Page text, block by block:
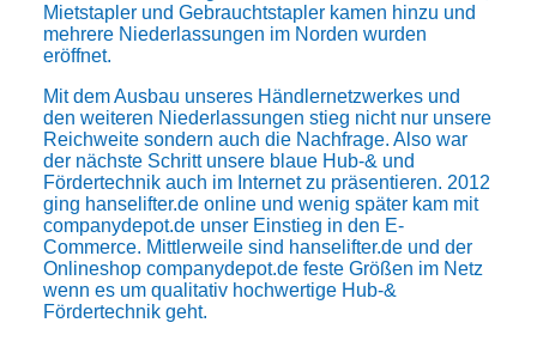
Mietstaplerund Gebrauchtstaplerkamen hinzu und
mehrere Niederlassungen im Norden wurden
eröffnet.
Mit dem Ausbau unseres Händlernetzwerkes und
den weiteren Niederlassungen stieg nicht nur unsere
Reichweite sondern auch die Nachfrage. Also war
der nächste Schritt unsere blaue Hub-& und
Fördertechnik auch im Internet zu präsentieren. 2012
ging hanselifter.de online und wenig später kam mit
companydepot.de unser Einstieg in den E-
Commerce. Mittlerweile sind hanselifter.de und der
Onlineshop companydepot.defeste Größen im Netz
wenn es um qualitativ hochwertige Hub-&
Fördertechnik geht.